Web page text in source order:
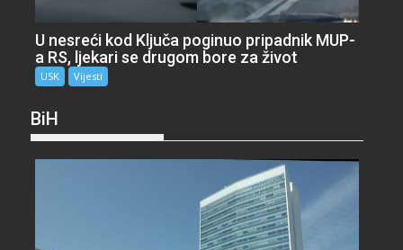
U nesreći kod Ključa poginuo pripadnik MUP-
a RS, ljekari se drugom bore za život
USK Vijesti
BiH